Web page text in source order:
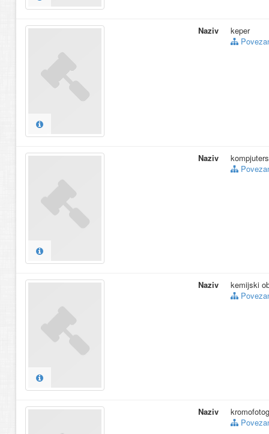
Naziv
keper
Naziv
Naziv
kemijski
Naziv